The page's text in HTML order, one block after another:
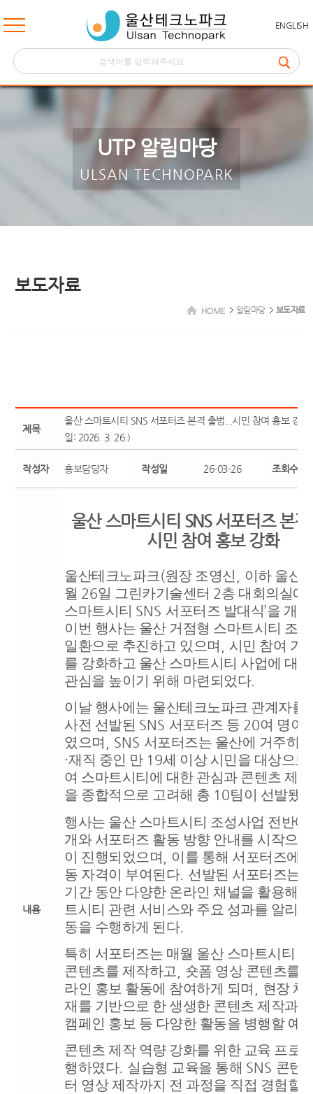
ENGLISH
UTP 알림마당
ULSAN TECHNOPARK
보도자료
HOME 알림마당 보도자료
제목
울산 스마트시티 SNS 서포터즈 본격 출범...시민 참여 홍보 강화
일: 2026. 3. 26.)
작성자 홍보담당자 작성일 26-03-26 조회수
내용
울산 스마트시티 SNS서포터즈 본
시민 참여 홍보 강화
울산테크노파크 (원장 조영신 이하 울산
월 26일 그린카기술센터 2층 대회의실에
스마트시티 SNS 서포터즈 발대식’을 개
이번 행사는 울산 거점형 스마트시티 조
일환으로 추진하고 있으며
시민 참여 기
를 강화하고 울산 스마트시티 사업에 대
관심을 높이기 위해 마련되었다.
이날 행사에는 울산테크노파크 관계자를
사전 선발된 SNS 서포터즈 등 20여 명이
였으며
, SNS 서포터즈는 울산에 거주하
·재직 중인 만 19세 이상 시민을 대상으로
여 스마트시티에 대한 관심과 콘텐츠 제
을 종합적으로 고려해 총 10팀이 선발됐
행사는 울산 스마트시티 조성사업 전반에
개와 서포터즈 활동 방향 안내를 시작으
이 진행되었으며
이를 통해 서포터즈에
동 자격이 부여된다. 선발된 서포터즈는
기간 동안 다양한 온라인 채널을 활용해
트시티 관련 서비스와 주요 성과를 알리
동을 수행하게 된다.
특히 서포터즈는 매월 울산 스마트시티
콘텐츠를 제작하고
숏폼 영상 콘텐츠를
라인 홍보 활동에 참여하게 되며
현장 체
재를 기반으로 한 생생한 콘텐츠 제작과
캠페인 홍보 등 다양한 활동을 병행할 예
콘텐츠 제작 역량 강화를 위한 교육 프로
행하였다. 실습형 교육을 통해 SNS 콘텐
터 영상 제작까지 전 과정을 직접 경험할